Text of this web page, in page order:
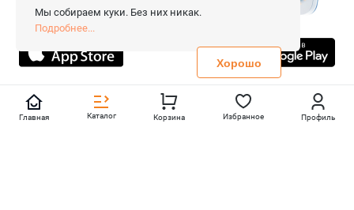
Сопровождение сайта
- Вебформат.
Все права защищены.
Не является публичной офертой
Политика конфиденциальности
Главная Каталог Корзина Избранное Профиль
Мы собираем куки. Без них никак.
Подробнее...
Хорошо